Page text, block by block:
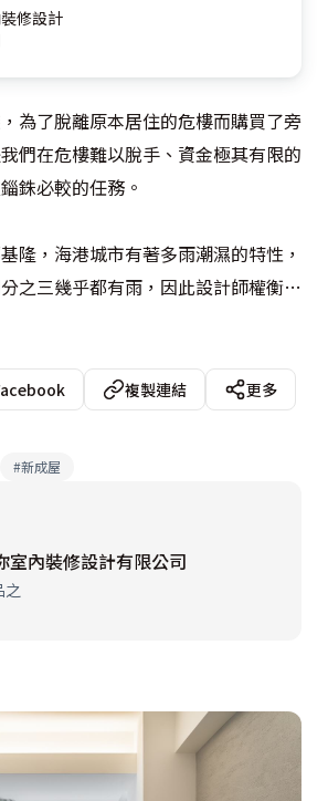
修設計
為了脫離原本居住的危樓而購買了旁
們在危樓難以脫手、資金極其有限的
銖必較的任務。
隆，海港城市有著多雨潮濕的特性，
之三幾乎都有雨，因此設計師權衡之
心計算分佈後的機能性塗料-日本珪
慣、燈光計畫與大容量系統收納，讓
到黴味，讓居住空間井然有序、不再
，使設計師特別感覺任重道遠，於是
的構想提出來，也就是電視牆上的巨
，也不曾與職人商談過可不可行，我
，默默地物色手藝純熟的職人。
；意寓銅板的形狀、地球為圓，潮汐
複製連結
更多
#新成屋
室內裝修設計有限公司
之